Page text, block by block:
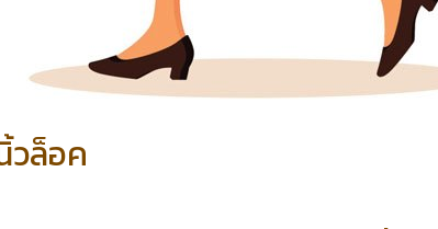
วล็อค